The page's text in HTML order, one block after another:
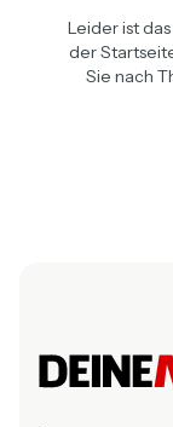
Leider ist
der
Sie nach